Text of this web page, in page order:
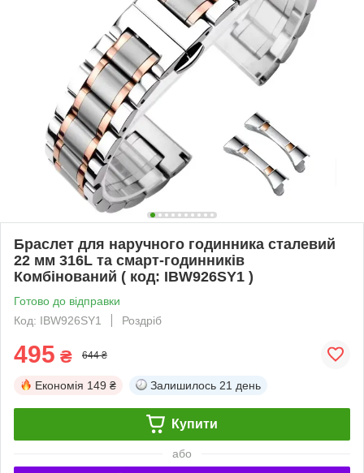
Браслет для наручного годинника сталевий
22 мм 316L та смарт-годинників
Комбінований ( код: IBW926SY1 )
Готово до відправки
Код: IBW926SY1
Роздріб
495 ₴ 644 ₴
Економія 149 ₴ Залишилось 21 день
Купити
або